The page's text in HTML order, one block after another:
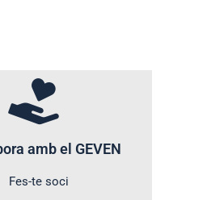
amb el GEVEN
Fes-te soci